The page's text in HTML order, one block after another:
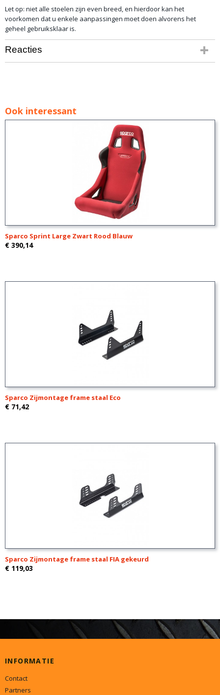
Let op: niet alle stoelen zijn even breed, en hierdoor kan het
voorkomen dat u enkele aanpassingen moet doen alvorens het
geheel gebruiksklaar is.
Reacties
Ook interessant
Sparco Sprint Large Zwart Rood Blauw
€ 390,14
Sparco Zijmontage frame staal Eco
€ 71,42
Sparco Zijmontage frame staal FIA gekeurd
€ 119,03
INFORMATIE
Contact
Partners